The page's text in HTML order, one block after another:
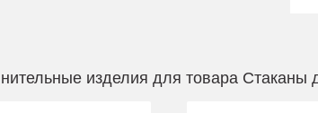
изделия для товара Стаканы